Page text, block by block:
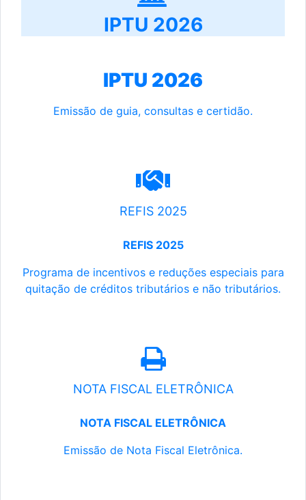
IPTU 2026
IPTU 2026
Emissão de guia, consultas e certidão.
REFIS 2025
REFIS 2025
Programa de incentivos e reduções especiais para
quitação de créditos tributários e não tributários.
NOTA FISCAL ELETRÔNICA
NOTA FISCAL ELETRÔNICA
Emissão de Nota Fiscal Eletrônica.